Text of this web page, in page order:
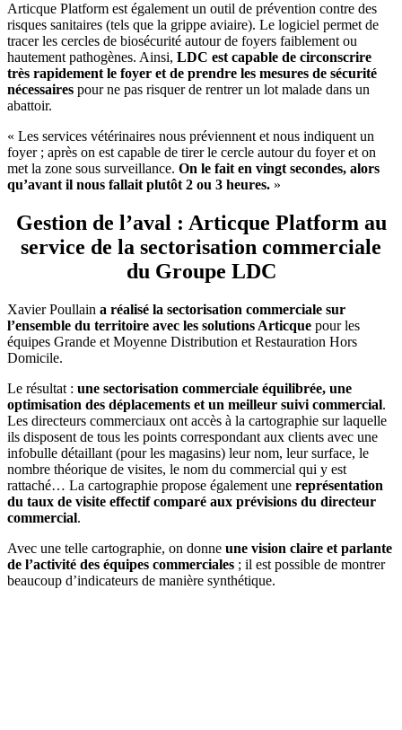
Articque Platform est également un outil de prévention contre des
risques sanitaires (tels que la grippe aviaire). Le logiciel permet de
tracer les cercles de biosécurité autour de foyers faiblement ou
hautement pathogènes. Ainsi, LDC est capable de circonscrire
très rapidement le foyer et de prendre les mesures de sécurité
nécessaires pour ne pas risquer de rentrer un lot malade dans un
abattoir.
« Les services vétérinaires nous préviennent et nous indiquent un
foyer ; après on est capable de tirer le cercle autour du foyer et on
met la zone sous surveillance. On le fait en vingt secondes, alors
qu’avant il nous fallait plutôt 2 ou 3 heures. »
Gestion de l’aval : Articque Platform au
service de la sectorisation commerciale
du Groupe LDC
Xavier Poullain a réalisé la sectorisation commerciale sur
l’ensemble du territoire avec les solutions Articque pour les
équipes Grande et Moyenne Distribution et Restauration Hors
Domicile.
Le résultat : une sectorisation commerciale équilibrée, une
optimisation des déplacements et un meilleur suivi commercial.
Les directeurs commerciaux ont accès à la cartographie sur laquelle
ils disposent de tous les points correspondant aux clients avec une
infobulle détaillant (pour les magasins) leur nom, leur surface, le
nombre théorique de visites, le nom du commercial qui y est
rattaché… La cartographie propose également une représentation
du taux de visite effectif comparé aux prévisions du directeur
commercial.
Avec une telle cartographie, on donne une vision claire et parlante
de l’activité des équipes commerciales ; il est possible de montrer
beaucoup d’indicateurs de manière synthétique.